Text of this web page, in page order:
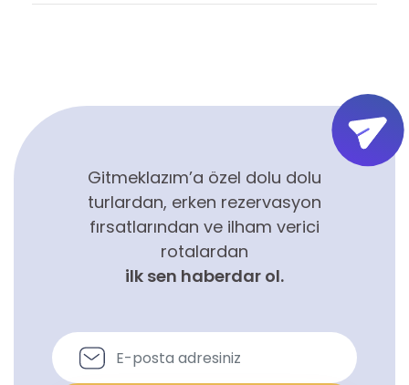
Gitmeklazım’a özel dolu dolu
turlardan, erken rezervasyon
fırsatlarından ve ilham verici
rotalardan
ilk sen haberdar ol.